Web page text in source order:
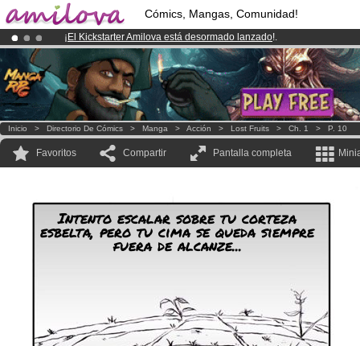
Cómics, Mangas, Comunidad!
¡ El Kickstarter Amilova está desormado lanzado!.
¡Ya tenemos 134393miembrosy 1208Cómics y Mangas!.
¡Conviertete en Premium por3.95 euros al mes!Hazte Premium ya
Inicio > Directorio De Cómics > Manga > Acción > Lost Fruits > Ch. 1 > P. 10
Favoritos Compartir Pantalla completa
Intento escalar sobre tu corteza
esbelta, pero tu cima se queda siempre
fuera de alcanze...